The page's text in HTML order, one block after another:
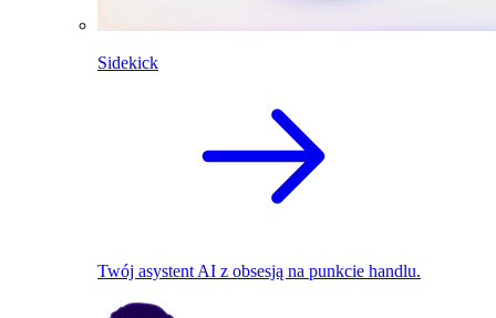
Sidekick
Twój asystent AI z obsesją na punkcie handlu.